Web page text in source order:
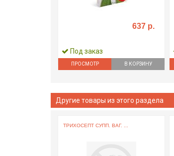
637 р.
Под заказ
ПРОСМОТР В КОРЗИНУ
Другие товары из этого раздела
ТРИХОСЕПТ СУПП. ВАГ. ...